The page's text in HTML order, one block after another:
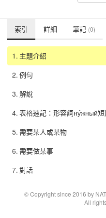
索引 詳細 筆記 (0)
1. 主題介紹
2. 例句
3. 解說
4. 表格速記：形容詞ну́жный
5. 需要某人或某物
6. 需要做某事
7. 對話
© Copyright since 2016 by
All